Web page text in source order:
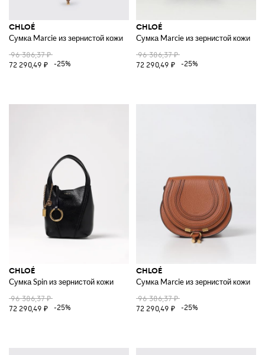
CHLOÉ
Сумка Marcie из зернистой кожи
96 386,37 ₽
72 290,49 ₽
-25%
CHLOÉ
Сумка Marcie из зернистой кожи
96 386,37 ₽
72 290,49 ₽
-25%
CHLOÉ
Сумка Spin из зернистой кожи
96 386,37 ₽
72 290,49 ₽
-25%
CHLOÉ
Сумка Marcie из зернистой кожи
96 386,37 ₽
72 290,49 ₽
-25%